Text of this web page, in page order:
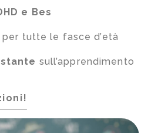
e Bes
per tutte le fasce d’età
sull’apprendimento